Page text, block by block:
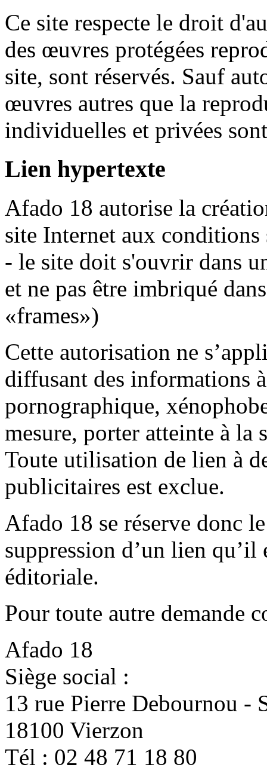
Ce site respecte le droit
des œuvres protégées
site, sont réservés. Sauf
œuvres autres que la
individuelles et privées
Lien hypertexte
Afado 18 autorise la
site Internet aux conditions
- le site doit s'ouvrir dans
et ne pas être imbriqué
«frames»)
Cette autorisation ne
diffusant des informations
pornographique,
mesure, porter atteinte à
Toute utilisation de lien à
publicitaires est exclue.
Afado 18 se réserve donc
suppression d’un lien
éditoriale.
Pour toute autre demande
Afado 18
​Siège social :
13 rue Pierre Debournou -
18100 Vierzon
Tél : 02 48 71 18 80